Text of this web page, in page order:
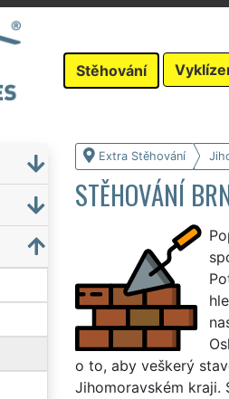
Stěhování
Extra Stěhování
STĚHOVÁNÍ
o to, aby veškerý
Jihomoravském kraji.